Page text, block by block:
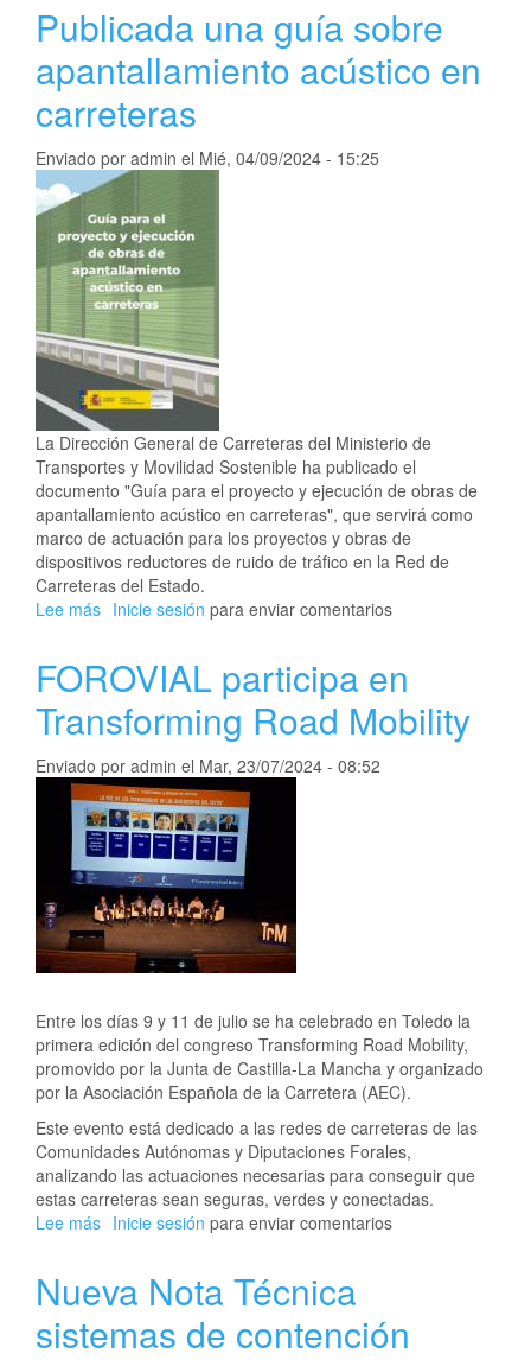
en
I
Jornadas
sobre
Carreteras
Sostenibles
Resilientes
Publicada una guía sobre
apantallamiento acústico en
carreteras
Enviado por admin el Mié, 04/09/2024 - 15:25
La Dirección General de Carreteras del Ministerio de
Transportes y Movilidad Sostenible ha publicado el
documento "Guía para el proyecto y ejecución de obras de
apantallamiento acústico en carreteras", que servirá como
marco de actuación para los proyectos y obras de
dispositivos reductores de ruido de tráfico en la Red de
Carreteras del Estado.
Lee más sobre
guía
sobre
apantallamiento
en
carreteras
Inicie sesión para enviar comentarios
FOROVIAL participa en
Transforming Road Mobility
Enviado por admin el Mar, 23/07/2024 - 08:52
Entre los días 9 y 11 de julio se ha celebrado en Toledo la
primera edición del congreso Transforming Road Mobility,
promovido por la Junta de Castilla-La Mancha y organizado
por la Asociación Española de la Carretera (AEC).
Este evento está dedicado a las redes de carreteras de las
Comunidades Autónomas y Diputaciones Forales,
analizando las actuaciones necesarias para conseguir que
estas carreteras sean seguras, verdes y conectadas.
Lee más sobre
en
Road
Inicie sesión para enviar comentarios
Nueva Nota Técnica
sistemas de contención